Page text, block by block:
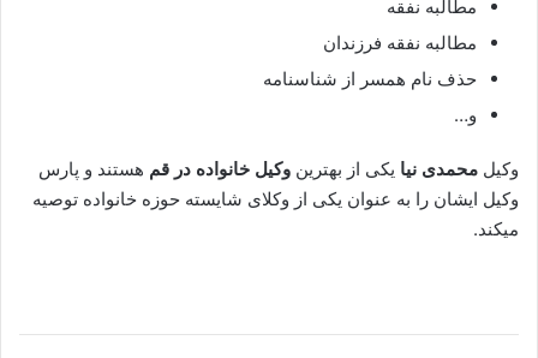
مطالبه نفقه
مطالبه نفقه فرزندان
حذف نام همسر از شناسنامه
و…
وکیل محمدی نیا یکی از بهترین وکیل خانواده در قم هستند و پارس
وکیل ایشان را به عنوان یکی از وکلای شایسته حوزه خانواده توصیه
میکند.